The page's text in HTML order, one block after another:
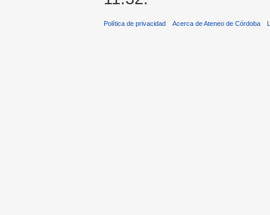
Política de privacidad Acerca de Ateneo de Córdoba